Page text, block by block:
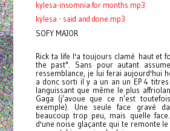
kylesa-insomnia for months.mp3
kylesa - said and done.mp3
SOFY MAJOR
Rick ta life l'a toujours clamé haut et
the past". Sans pour autant
ressemblance, je lui ferai aujourd'hui
a donc sorti il y a un an un EP 4
languissant que même le plus
Gaga (j’avoue que ce n’est
exemple). Une seule face gravé
beaucoup trop peu, mais quelle
d'une noise glaçante qui te remonte